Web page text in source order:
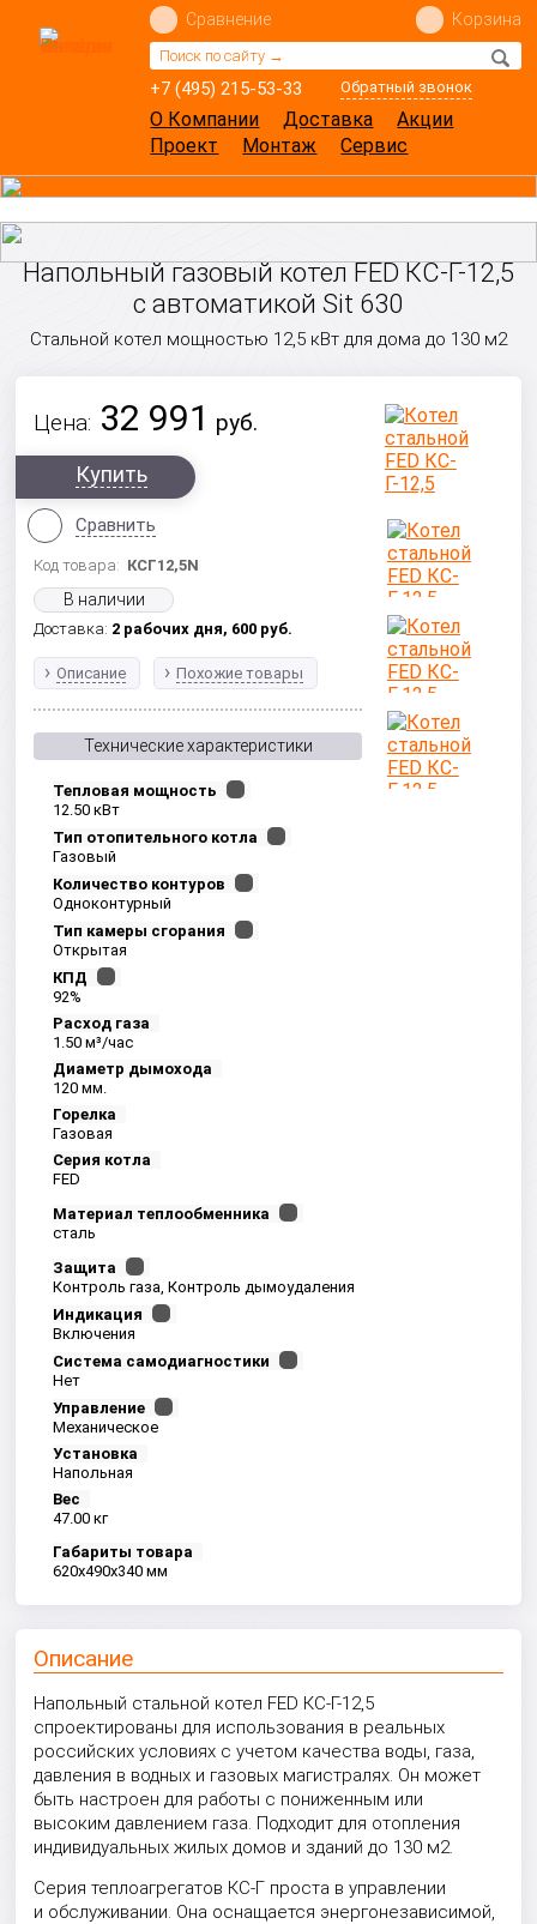
+7 (495) 215-53-33 Обратный звонок
Сравнение Корзина
О Компании Доставка
Акции
Проект
Монтаж Сервис
Напольный газовый котел FED КС-Г-12,5
с автоматикой Sit 630
Стальной котел мощностью 12,5 кВт для дома до 130 м2
Цена: 32 991 руб.
Купить
Сравнить
Код товара: КСГ12,5N
В наличии
Доставка: 2 рабочих дня, 600 руб.
Описание Похожие товары
Технические характеристики
Тепловая мощность
12.50 кВт
Тип отопительного котла
Газовый
Количество контуров
Одноконтурный
Тип камеры сгорания
Открытая
КПД
92%
Расход газа
1.50 м³/час
Диаметр дымохода
120 мм.
Горелка
Газовая
Серия котла
FED
Материал теплообменника
сталь
Защита
Контроль газа, Контроль дымоудаления
Индикация
Включения
Система самодиагностики
Нет
Управление
Механическое
Установка
Напольная
Вес
47.00 кг
Габариты товара
620x490x340 мм
Описание
Напольный стальной котел FED КС-Г-12,5
спроектированы для использования в реальных
российских условиях с учетом качества воды, газа,
давления в водных и газовых магистралях. Он может
быть настроен для работы с пониженным или
высоким давлением газа. Подходит для отопления
индивидуальных жилых домов и зданий до 130 м2.
Серия теплоагрегатов КС-Г проста в управлении
и обслуживании. Она оснащается энергонезависимой,